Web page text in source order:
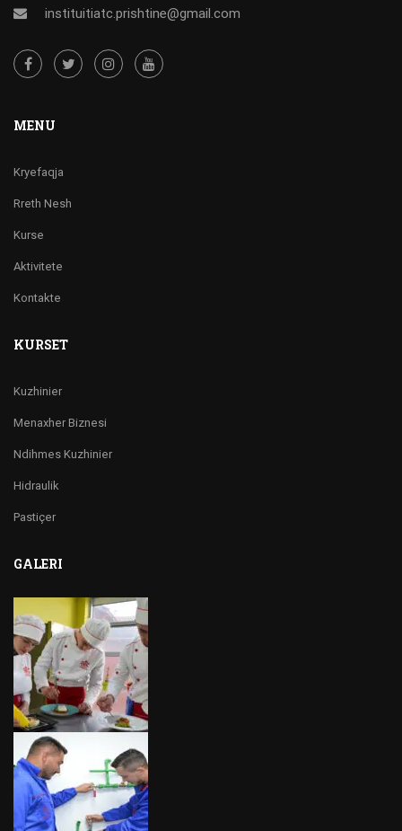
instituitiatc.prishtine@gmail.com
MENU
Kryefaqja
Rreth Nesh
Kurse
Aktivitete
Kontakte
KURSET
Kuzhinier
Menaxher Biznesi
Ndihmes Kuzhinier
Hidraulik
Pastiçer
GALERI